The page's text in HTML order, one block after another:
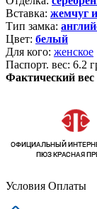
Вставка: жемчуг
Тип замка:
Цвет: белый
Для кого: женское
Паспорт. вес: 6.2
Фактический вес
Условия Оплаты